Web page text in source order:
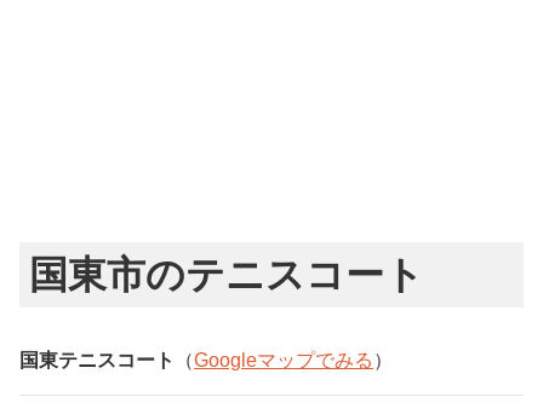
国東市のテニスコート
国東テニスコート （Googleマップでみる ）